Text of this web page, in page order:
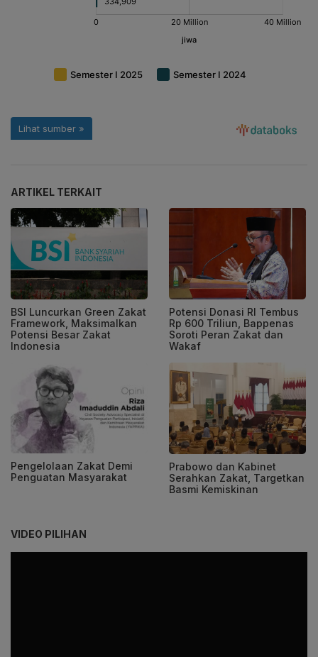
ARTIKEL TERKAIT
BSI Luncurkan Green Zakat
Framework, Maksimalkan
Potensi Besar Zakat
Indonesia
Potensi Donasi RI Tembus
Rp 600 Triliun, Bappenas
Soroti Peran Zakat dan
Wakaf
Pengelolaan Zakat Demi
Penguatan Masyarakat
Prabowo dan Kabinet
Serahkan Zakat, Targetkan
Basmi Kemiskinan
VIDEO PILIHAN